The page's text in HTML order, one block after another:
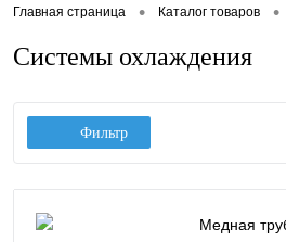
Главная страница • Каталог товаров •
Системы охлаждения
Фильтр
Медная